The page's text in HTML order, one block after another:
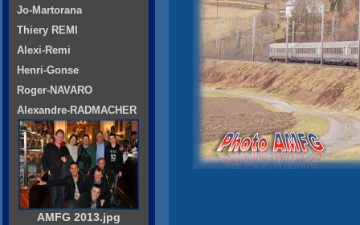
Jo-Martorana
Thiery REMI
Alexi-Remi
Henri-Gonse
Roger-NAVARO
Alexandre-RADMACHER
AMFG 2013.jpg